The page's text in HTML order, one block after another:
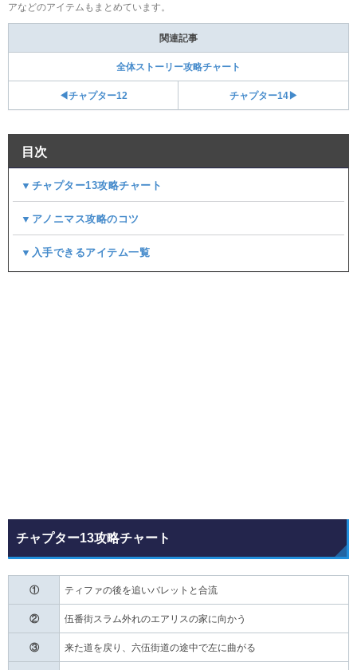
アなどのアイテムもまとめています。
関連記事
全体ストーリー攻略チャート
◀チャプター12 チャプター14▶
目次
▼チャプター13攻略チャート
▼アノニマス攻略のコツ
▼入手できるアイテム一覧
チャプター13攻略チャート
① ティファの後を追いバレットと合流
② 伍番街スラム外れのエアリスの家に向かう
③ 来た道を戻り、六伍街道の途中で左に曲がる